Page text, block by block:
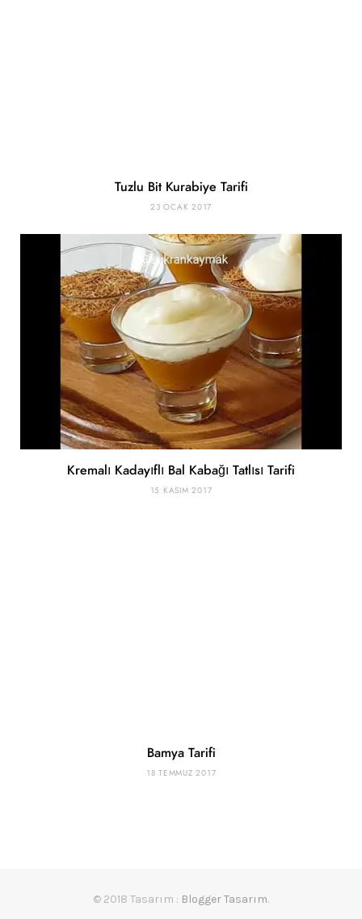
Tuzlu Bit Kurabiye Tarifi
23 OCAK 2017
Kremalı Kadayıflı Bal Kabağı Tatlısı Tarifi
15 KASIM 2017
Bamya Tarifi
18 TEMMUZ 2017
© 2018 Tasarım : Blogger Tasarım.